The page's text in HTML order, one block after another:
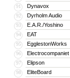
91 Dynavox
92 Dyrholm Audio
93 E.A.R./Yoshino
94 EAT
95 EgglestonWorks
96 Electrocompaniet
97 Elipson
98 EliteBoard